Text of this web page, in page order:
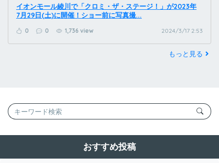
イオンモール綾川で「クロミ・ザ・ステージ！」が2023年
7月29日(土)に開催！ショー前に写真撮...
0 0 1,736 view 2024/3/17 2:53
もっと見る
おすすめ投稿